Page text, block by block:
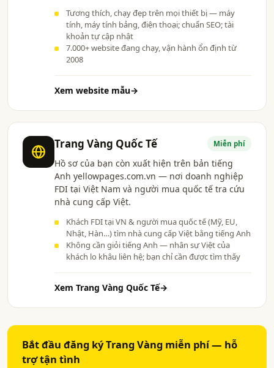
Tương thích, chạy đẹp trên mọi thiết bị — máy
tính, máy tính bảng, điện thoại; chuẩn SEO; tài
khoản tự cập nhật
7.000+ website đang chạy, vận hành ổn định từ
2008
Xem website mẫu→
Trang Vàng Quốc Tế Miễn phí
Hồ sơ của bạn còn xuất hiện trên bản tiếng
Anh yellowpages.com.vn — nơi doanh nghiệp
FDI tại Việt Nam và người mua quốc tế tra cứu
nhà cung cấp Việt.
Khách FDI tại VN & người mua quốc tế (Mỹ, EU,
Nhật, Hàn…) tìm nhà cung cấp Việt bằng tiếng Anh
Không cần giỏi tiếng Anh — nhân sự Việt của
khách lo khâu liên hệ; bạn chỉ cần được tìm thấy
Xem Trang Vàng Quốc Tế→
Bắt đầu đăng ký Trang Vàng miễn phí — hỗ
trợ tận tình